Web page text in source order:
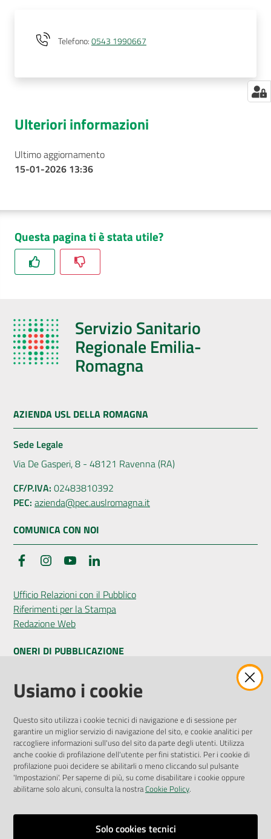
Telefono:0543 1990667
Ulteriori informazioni
Ultimo aggiornamento
15-01-2026 13:36
Questa pagina ti è stata utile?
Servizio Sanitario
Regionale Emilia-
Romagna
AZIENDA USL DELLA ROMAGNA
Sede Legale
Via De Gasperi, 8 - 48121 Ravenna (RA)
CF/P.IVA: 02483810392
PEC: azienda@pec.auslromagna.it
COMUNICA CON NOI
FacebookInstagramYouTube
Ufficio Relazioni con il Pubblico
Riferimenti per la Stampa
Redazione Web
ONERI DI PUBBLICAZIONE
Amministrazione Trasparente
Pubblicità legale
Privacy Policy
Attuazione Misure PNRR
Liste di Attesa
ENTI, IMPRESE E PARTNER
Fatturazione Elettronica
Usiamo i cookie
Questo sito utilizza i cookie tecnici di navigazione e di sessione per
garantire un miglior servizio di navigazione del sito, e cookie analitici per
raccogliere informazioni sull'uso del sito da parte degli utenti. Utilizza
anche cookie di profilazione dell'utente per fini statistici. Per i cookie di
profilazione puoi decidere se abilitarli o meno cliccando sul pulsante
'Impostazioni'. Per saperne di più, su come disabilitare i cookie oppure
abilitarne solo alcuni, consulta la nostraCookie Policy.
Solo cookies tecnici